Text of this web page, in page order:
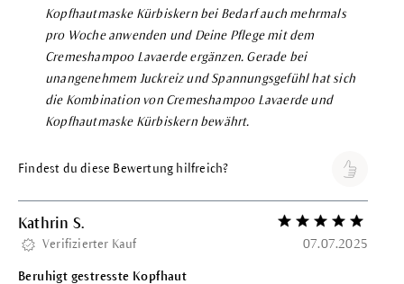
Kopfhautmaske Kürbiskern bei Bedarf auch mehrmals
pro Woche anwenden und Deine Pflege mit dem
Cremeshampoo Lavaerde ergänzen. Gerade bei
unangenehmem Juckreiz und Spannungsgefühl hat sich
die Kombination von Cremeshampoo Lavaerde und
Kopfhautmaske Kürbiskern bewährt.
Findest du diese Bewertung hilfreich?
Kathrin S. Bewertung mit 5
Verifizierter Kauf 07.07.2025
Beruhigt gestresste Kopfhaut